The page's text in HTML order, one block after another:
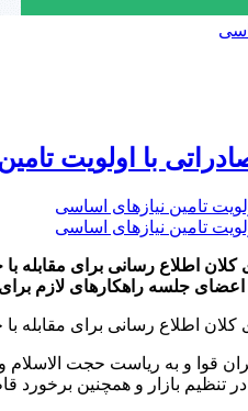
با اولویت
اطلاع رسانی برای
اعضای جلسه راهکارهای لازم
اطلاع رسانی برای مقابله
قوا و به ریاست حجت
تنظیم بازار و همچنین